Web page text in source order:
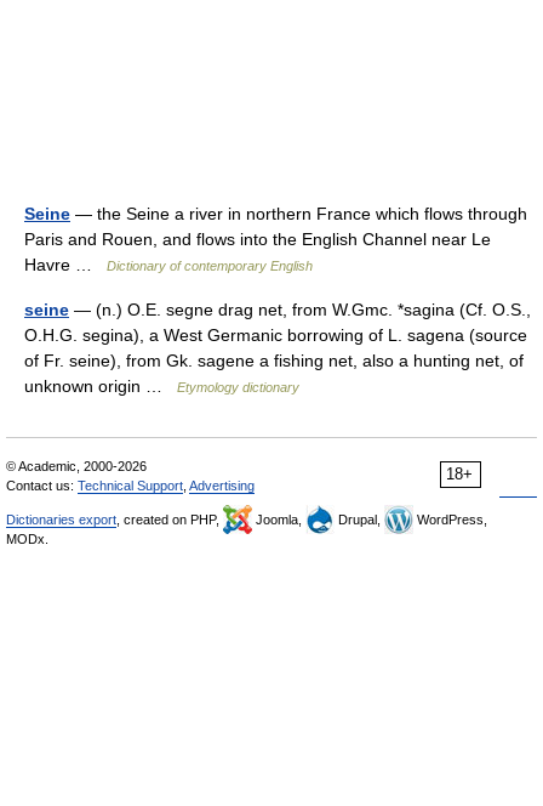
Seine — the Seine a river in northern France which flows through
Paris and Rouen, and flows into the English Channel near Le
Havre …
Dictionary of contemporary English
seine — (n.) O.E. segne drag net, from W.Gmc. *sagina (Cf. O.S.,
O.H.G. segina), a West Germanic borrowing of L. sagena (source
of Fr. seine), from Gk. sagene a fishing net, also a hunting net, of
unknown origin …
Etymology dictionary
18+
© Academic, 2000-2026
Contact us: Technical Support Advertising
Dictionaries export , created on PHP, Joomla, Drupal,
WordPress,
MODx.